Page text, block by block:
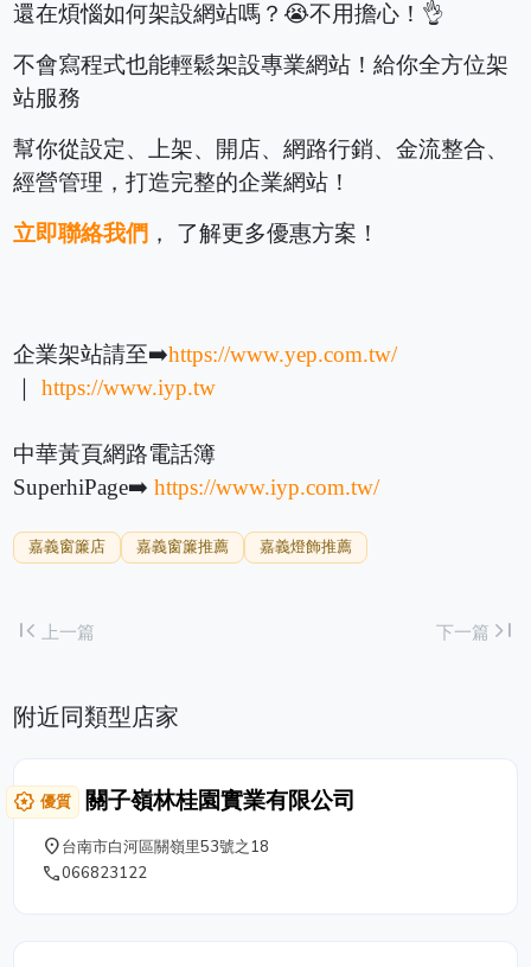
還在煩惱如何架設網站嗎？😭不用擔心！👌
不會寫程式也能輕鬆架設專業網站！給你全方位架
站服務
幫你從設定、上架、開店、網路行銷、金流整合、
經營管理，打造完整的企業網站！
立即聯絡我們 ， 了解更多優惠方案！
企業架站請至➡️https://www.yep.com.tw/
｜https://www.iyp.tw
中華黃頁網路電話簿
SuperhiPage➡️https://www.iyp.com.tw/
嘉義窗簾店 嘉義窗簾推薦 嘉義燈飾推薦
first_page上一篇 下一篇 last_page
附近同類型店家
award_star 優質 關子嶺林桂園實業有限公司
place台南市白河區關嶺里53號之18
phone066823122